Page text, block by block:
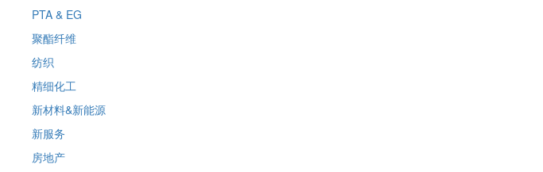
PTA & EG
聚酯纤维
纺织
精细化工
新材料&新能源
新服务
房地产